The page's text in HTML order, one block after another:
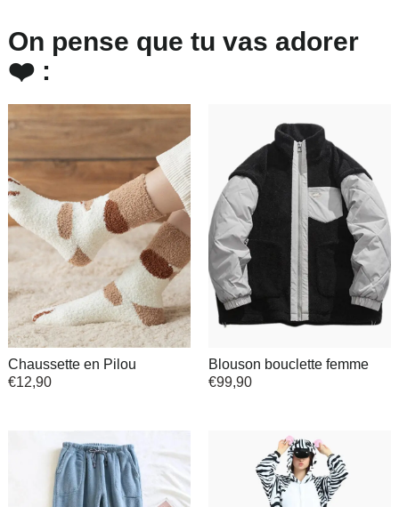
On pense que tu vas adorer
❤️ :
Chaussette en Pilou
€12,90
Blouson bouclette femme
€99,90